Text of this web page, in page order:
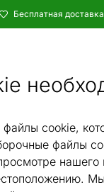
cookie,
файлы
Бесплатная
- ON24